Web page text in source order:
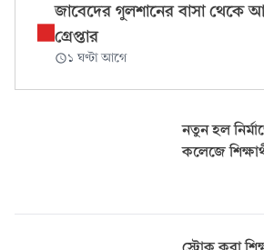
জাবেদের গুলশানের বাসা থেকে
গ্রেপ্তার
১ ঘণ্টা আগে
নতুন হল
কলেজে